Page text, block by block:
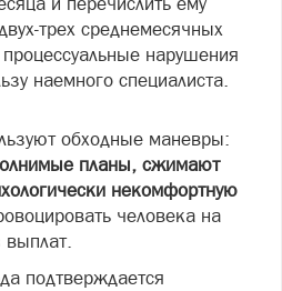
трех среднемесячных
нарушения
наемного специалиста.
обходные маневры:
планы, сжимают
некомфортную
человека на
выплат.
подтверждается